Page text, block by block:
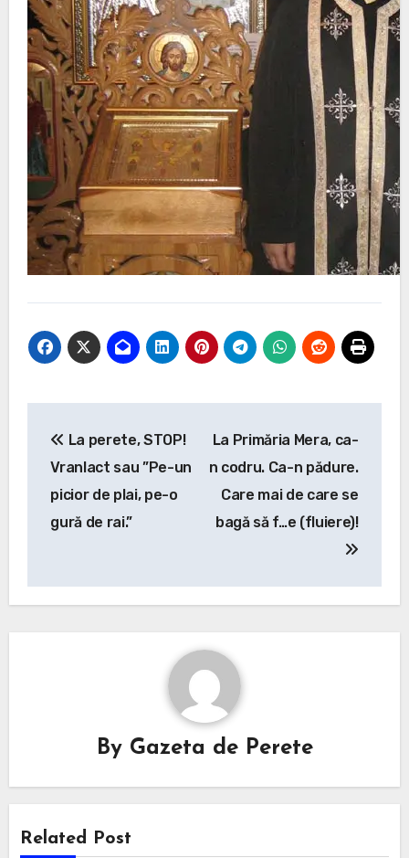
navigation
La perete, STOP!
Vranlact sau ”Pe-un
picior de plai, pe-o
gură de rai.”
La Primăria Mera, ca-
n codru. Ca-n pădure.
Care mai de care se
bagă să f…e (fluiere)!
By Gazeta de Perete
Related Post